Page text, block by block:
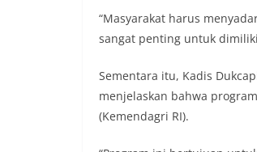
“Masyarakat harus
sangat penting untuk
Sementara itu, Kadis
menjelaskan bahwa
(Kemendagri RI).